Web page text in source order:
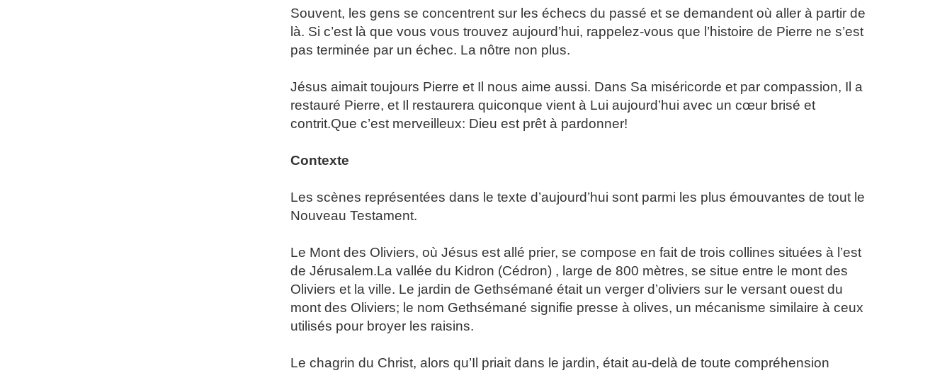
Souvent, les gens se concentrent sur les échecs du passé et se demandent où aller à partir de
là. Si c’est là que vous vous trouvez aujourd’hui, rappelez-vous que l’histoire de Pierre ne s’est
pas terminée par un échec. La nôtre non plus.
Jésus aimait toujours Pierre et Il nous aime aussi. Dans Sa miséricorde et par compassion, Il a
restauré Pierre, et Il restaurera quiconque vient à Lui aujourd’hui avec un cœur brisé et
contrit.Que c’est merveilleux: Dieu est prêt à pardonner!
Contexte
Les scènes représentées dans le texte d’aujourd’hui sont parmi les plus émouvantes de tout le
Nouveau Testament.
Le Mont des Oliviers, où Jésus est allé prier, se compose en fait de trois collines situées à l’est
de Jérusalem.La vallée du Kidron (Cédron) , large de 800 mètres, se situe entre le mont des
Oliviers et la ville. Le jardin de Gethsémané était un verger d’oliviers sur le versant ouest du
mont des Oliviers; le nom Gethsémané signifie presse à olives, un mécanisme similaire à ceux
utilisés pour broyer les raisins.
Le chagrin du Christ, alors qu’Il priait dans le jardin, était au-delà de toute compréhension